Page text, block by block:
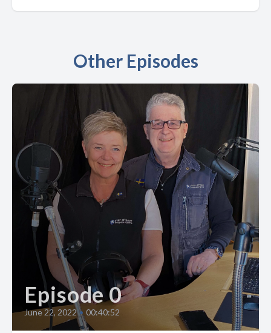
Other Episodes
Episode 0
June 22, 2022 • 00:40:52